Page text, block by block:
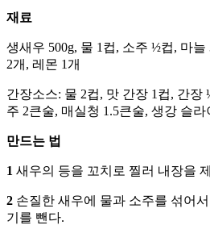
재료
생새우 500g, 물 1컵, 소주 ½컵, 마
2개, 레몬 1개
간장소스: 물 2컵, 맛 간장 1컵, 간장
주 2큰술, 매실청 1.5큰술, 생강 슬
만드는 법
1 새우의 등을 꼬치로 찔러 내장을
2 손질한 새우에 물과 소주를 섞어
기를 뺀다.